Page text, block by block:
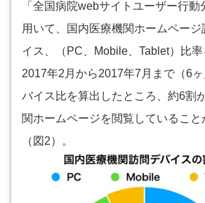
「全国病院webサイトユーザー行
用いて、国内医療機関ホームペー
イス、（PC、Mobile、Tablet）比率
2017年2月から2017年7月まで（6
バイス比を算出したところ、約6割
関ホームページを閲覧していること
（図2）。